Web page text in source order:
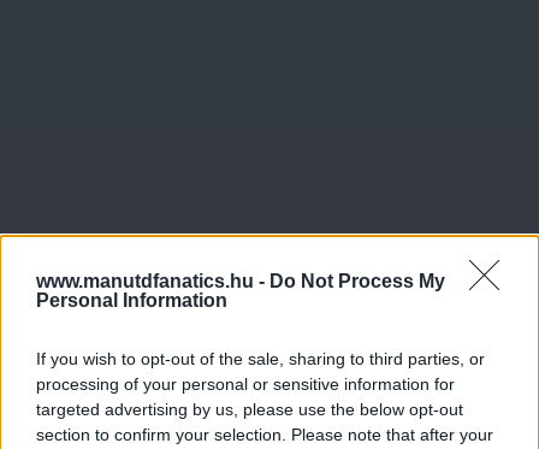
www.manutdfanatics.hu - Do Not Process My
Personal Information
If you wish to opt-out of the sale, sharing to third parties, or
processing of your personal or sensitive information for
targeted advertising by us, please use the below opt-out
section to confirm your selection. Please note that after your